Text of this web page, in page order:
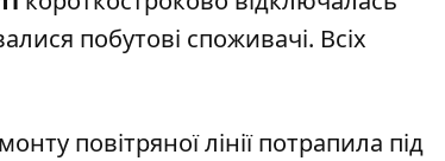
побутові споживачі. Всіх
повітряної лінії потрапила під